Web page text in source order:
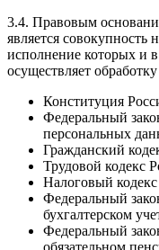
3.4. Правовым
является
исполнение которых и
осуществляет
Конституция
Федеральный
персональных
Гражданский
Трудовой кодекс
Налоговый
Федеральный
бухгалтерском
Федеральный
обязательном